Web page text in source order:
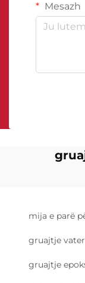
Mesazh
mija e parë
gruajtje
gruajtje